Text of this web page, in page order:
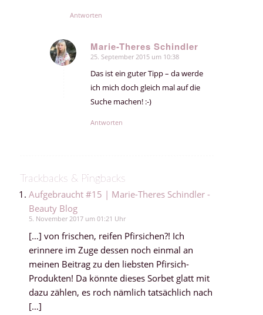
Antworten
Marie-Theres Schindler
sagte:
25. September 2015 um 10:38
Das ist ein guter Tipp – da werde
ich mich doch gleich mal auf die
Suche machen! :-)
Antworten
Trackbacks & Pingbacks
Aufgebraucht #15 | Marie-Theres Schindler -
Beauty Blog
5. November 2017 um 01:21 Uhr
[…] von frischen, reifen Pfirsichen?! Ich
erinnere im Zuge dessen noch einmal an
meinen Beitrag zu den liebsten Pfirsich-
Produkten! Da könnte dieses Sorbet glatt mit
dazu zählen, es roch nämlich tatsächlich nach
[…]